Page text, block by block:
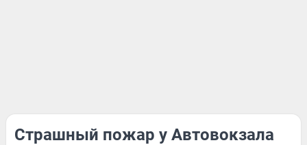
Страшный пожар у Автовокзала